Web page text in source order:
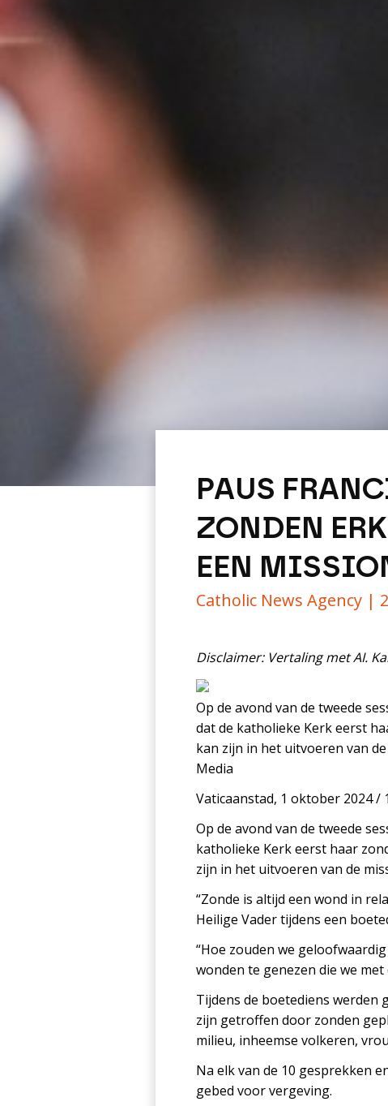
PAUS
ZONDEN
EEN
Catholic News Agency |
Disclaimer: Vertaling met AI.
Op de avond van de tweede
dat de katholieke Kerk eerst
kan zijn in het uitvoeren van
Media
Vaticaanstad, 1 oktober 2024 /
Op de avond van de tweede
katholieke Kerk eerst haar
zijn in het uitvoeren van de
“Zonde is altijd een wond in
Heilige Vader tijdens een
“Hoe zouden we
wonden te genezen die we
Tijdens de boetediens werden
zijn getroffen door zonden
milieu, inheemse volkeren,
Na elk van de 10 gesprekken
gebed voor vergeving.